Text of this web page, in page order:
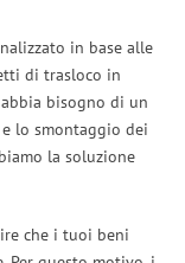
in base alle
di trasloco in
bisogno di un
lo smontaggio dei
la soluzione
che i tuoi beni